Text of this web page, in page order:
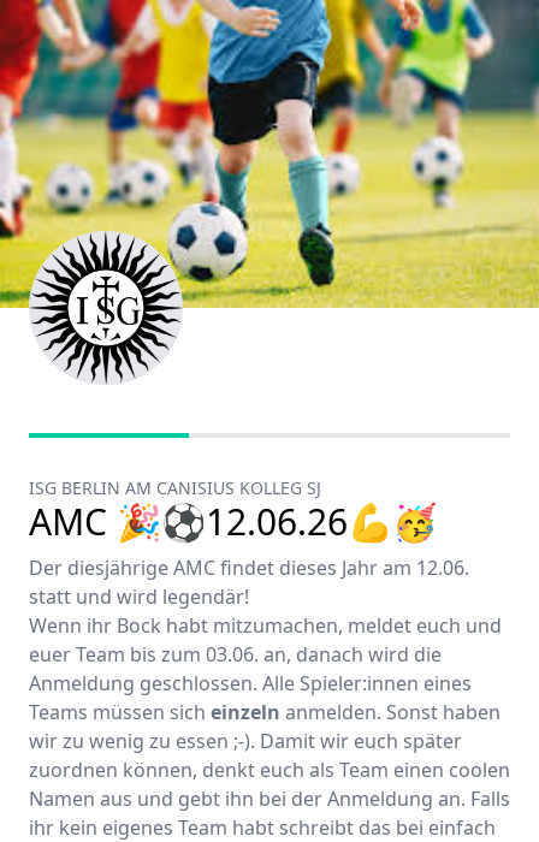
ISG BERLIN AM CANISIUS KOLLEG SJ
AMC 🎉⚽️12.06.26💪🥳
Der diesjährige AMC findet dieses Jahr am 12.06.
statt und wird legendär!
Wenn ihr Bock habt mitzumachen, meldet euch und
euer Team bis zum 03.06. an, danach wird die
Anmeldung geschlossen. Alle Spieler:innen eines
Teams müssen sich einzeln anmelden. Sonst haben
wir zu wenig zu essen ;-). Damit wir euch später
zuordnen können, denkt euch als Team einen coolen
Namen aus und gebt ihn bei der Anmeldung an. Falls
ihr kein eigenes Team habt schreibt das bei einfach